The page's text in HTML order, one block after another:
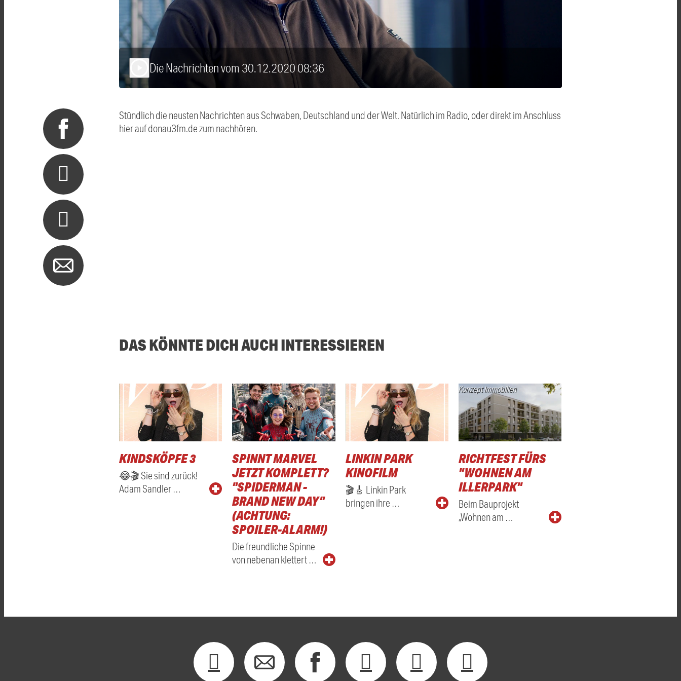
Die Nachrichten vom 30.12.2020 08:36
Stündlich die neusten Nachrichten aus Schwaben, Deutschland und der Welt. Natürlich im Radio, oder direkt im Anschluss
hier auf donau3fm.de zum nachhören.
DAS KÖNNTE DICH AUCH INTERESSIEREN
KINDSKÖPFE 3
😂🎬 Sie sind zurück!
Adam Sandler …
SPINNT MARVEL
JETZT KOMPLETT?
"SPIDERMAN -
BRAND NEW DAY"
(ACHTUNG:
SPOILER-ALARM!)
Die freundliche Spinne
von nebenan klettert …
LINKIN PARK
KINOFILM
🎬🎸 Linkin Park
bringen ihre …
Konzept Immobilien
RICHTFEST FÜRS
"WOHNEN AM
ILLERPARK"
Beim Bauprojekt
„Wohnen am …